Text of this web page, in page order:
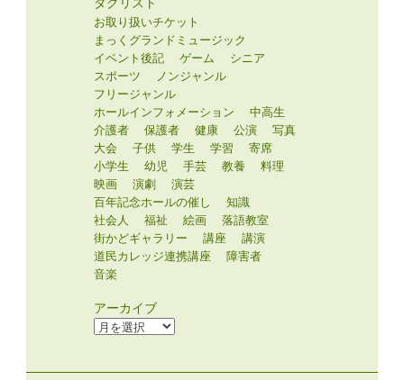
タグリスト
お取り扱いチケット
まっくグランドミュージック
イベント後記
ゲーム
シニア
スポーツ
ノンジャンル
フリージャンル
ホールインフォメーション
中高生
介護者
保護者 健康 公演
写真
大会
子供 学生 学習
寄席
小学生
幼児 手芸 教養
料理
映画
演劇
演芸
百年記念ホールの催し
知識
社会人
福祉 絵画
落語教室
街かどギャラリー
講座
講演
道民カレッジ連携講座
障害者
音楽
アーカイブ
ア